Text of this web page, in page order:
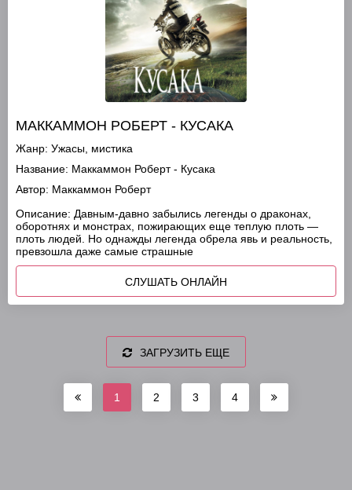
МАККАММОН РОБЕРТ - КУСАКА
Жанр: Ужасы, мистика
Название: Маккаммон Роберт - Кусака
Автор: Маккаммон Роберт
Описание: Давным-давно забылись легенды о драконах,
оборотнях и монстрах, пожирающих еще теплую плоть —
плоть людей. Но однажды легенда обрела явь и реальность,
превзошла даже самые страшные
СЛУШАТЬ ОНЛАЙН
ЗАГРУЗИТЬ ЕЩЕ
1 2 3 4